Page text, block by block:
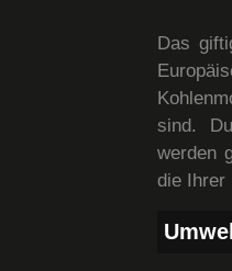
Das
sind.
werden
die Ihrer